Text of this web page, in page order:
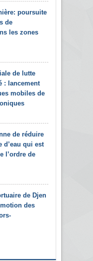
poursuite
de
les zones
de lutte
: lancement
mobiles de
de réduire
d’eau qui est
l’ordre de
de Djen
des